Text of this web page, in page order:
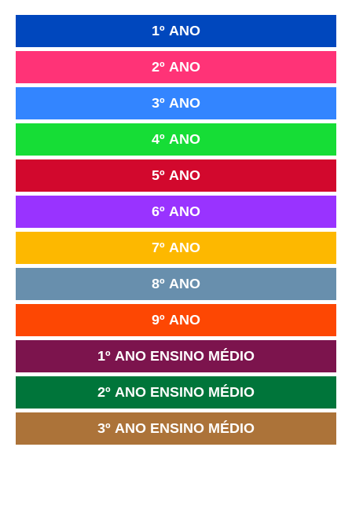
1º ANO
2º ANO
3º ANO
4º ANO
5º ANO
6º ANO
7º ANO
8º ANO
9º ANO
1º ANO ENSINO MÉDIO
2º ANO ENSINO MÉDIO
3º ANO ENSINO MÉDIO